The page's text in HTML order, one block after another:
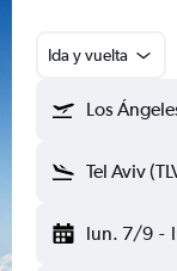
Ida y vuelta
Los
Tel Aviv
lun. 7/9 -